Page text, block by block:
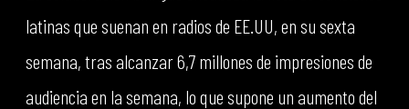
latinas que suenan en radios de EE.UU, en su sexta
semana, tras alcanzar 6,7 millones de impresiones de
audiencia en la semana, lo que supone un aumento del